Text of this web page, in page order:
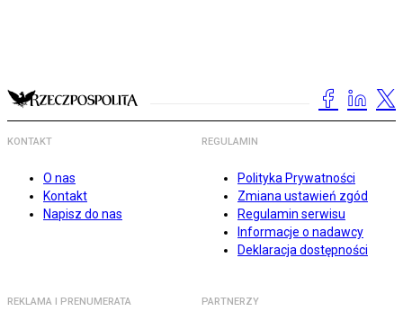
KONTAKT
O nas
Kontakt
Napisz do nas
REGULAMIN
Polityka Prywatności
Zmiana ustawień zgód
Regulamin serwisu
Informacje o nadawcy
Deklaracja dostępności
REKLAMA I PRENUMERATA PARTNERZY